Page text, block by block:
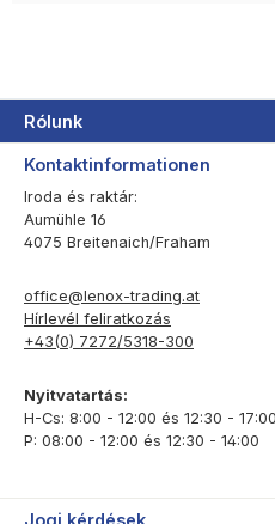
Rólunk
Kontaktinformationen
Iroda és raktár:
Aumühle 16
4075 Breitenaich/Fraham
office@lenox-trading.at
Hírlevél feliratkozás
+43(0) 7272/5318-300
Nyitvatartás:
H-Cs: 8:00 - 12:00 és 12:30 - 17:00
P: 08:00 - 12:00 és 12:30 - 14:00